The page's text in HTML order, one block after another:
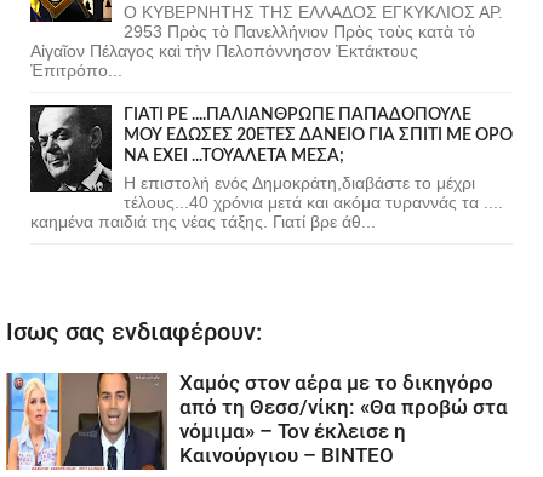
Ο ΚΥΒΕΡΝΗΤΗΣ ΤΗΣ ΕΛΛΑΔΟΣ ΕΓΚΥΚΛΙΟΣ ΑΡ.
2953 Πρὸς τὸ Πανελλήνιον Πρὸς τοὺς κατὰ τὸ
Αἰγαῖον Πέλαγος καὶ τὴν Πελοπόννησον Ἐκτάκτους
Ἐπιτρόπο...
ΓΙΑΤΙ ΡΕ ....ΠΑΛΙΑΝΘΡΩΠΕ ΠΑΠΑΔΟΠΟΥΛΕ
ΜΟΥ ΕΔΩΣΕΣ 20ΕΤΕΣ ΔΑΝΕΙΟ ΓΙΑ ΣΠΙΤΙ ΜΕ ΟΡΟ
ΝΑ ΕΧΕΙ ...ΤΟΥΑΛΕΤΑ ΜΕΣΑ;
Η επιστολή ενός Δημοκράτη,διαβάστε το μέχρι
τέλους...40 χρόνια μετά και ακόμα τυραννάς τα ....
καημένα παιδιά της νέας τάξης. Γιατί βρε άθ...